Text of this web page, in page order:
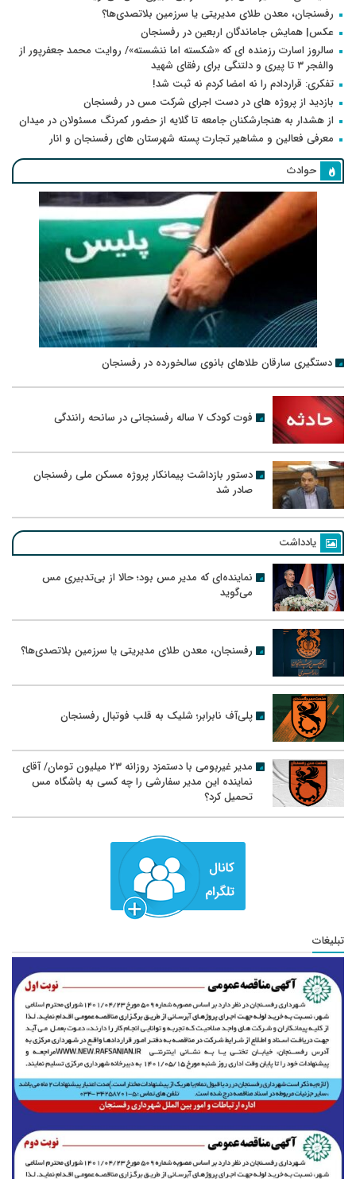
رفسنجان، معدن طلای مدیریتی یا سرزمین بلاتصدی‌ها؟
عکس| همایش جاماندگان اربعین در رفسنجان
سالروز اسارت رزمنده ای که «شکسته اما ننشسته»/ روایت محمد جعفرپور از
والفجر ۳ تا پیری و دلتنگی برای رفقای شهید
تفکری: قراردادم را نه امضا کردم نه ثبت شد!
بازدید از پروژه های در دست اجرای شرکت مس در رفسنجان
از هشدار به هنجارشکنان جامعه تا گلایه از حضور کمرنگ مسئولان در میدان
معرفی فعالین و مشاهیر تجارت پسته شهرستان های رفسنجان و انار
حوادث
دستگیری سارقان طلاهای بانوی سالخورده در رفسنجان
فوت کودک ۷ ساله رفسنجانی در سانحه رانندگی
دستور بازداشت پیمانکار پروژه مسکن ملی رفسنجان
صادر شد
یادداشت
نماینده‌ای که مدیر مس بود؛ حالا از بی‌تدبیری مس
می‌گوید
رفسنجان، معدن طلای مدیریتی یا سرزمین بلاتصدی‌ها؟
پلی‌آف نابرابر؛ شلیک به قلب فوتبال رفسنجان
مدیر غیربومی با دستمزد روزانه ۲۳ میلیون تومان/ آقای
نماینده این مدیر سفارشی را چه کسی به باشگاه مس
تحمیل کرد؟
تبلیغات